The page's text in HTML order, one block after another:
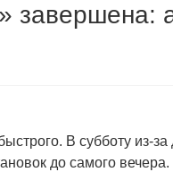
завершена:
В субботу из-
до самого